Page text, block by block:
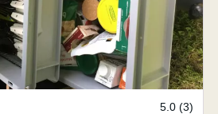
5.0 (3)